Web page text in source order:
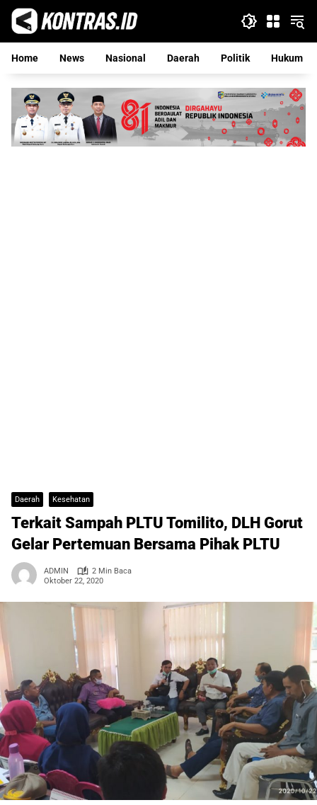
Langsung
konten
Home
News Nasional Daerah Politik Hukum
Daerah Kesehatan
Terkait Sampah PLTU Tomilito, DLH Gorut
Gelar Pertemuan Bersama Pihak PLTU
ADMIN
2 Min Baca
Oktober 22, 2020